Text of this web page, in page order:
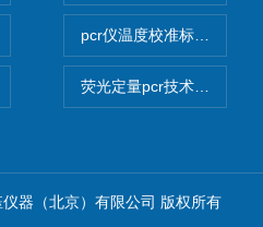
pcr仪温度校准标定设备
荧光定量pcr技术定制化服务
器（北京）有限公司 版权所有